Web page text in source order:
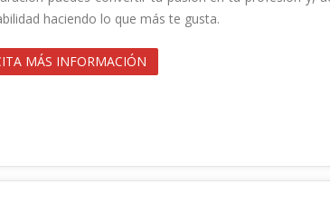
estabilidad haciendo lo que más te
MÁS INFORMACIÓN